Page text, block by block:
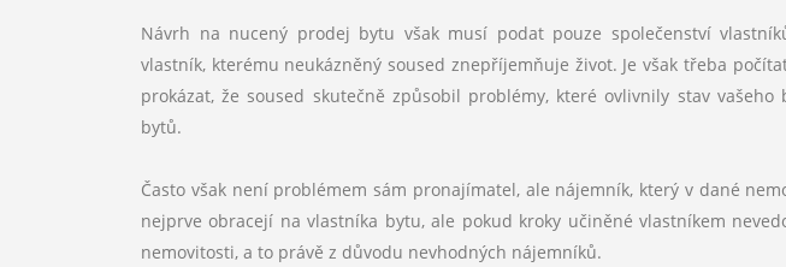
Návrh na nucený prodej bytu však musí podat pouze společenství
vlastník, kterému neukázněný soused znepříjemňuje život. Je však třeba
prokázat, že soused skutečně způsobil problémy, které ovlivnily stav
bytů.
Často však není problémem sám pronajímatel, ale nájemník, který v dané
nejprve obracejí na vlastníka bytu, ale pokud kroky učiněné vlastníkem
nemovitosti, a to právě z důvodu nevhodných nájemníků.